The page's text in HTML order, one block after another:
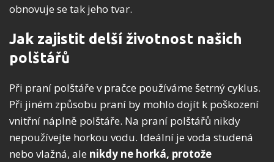
obnovuje se tak jeho tvar.
Jak zajistit delší životnost našich
polštářů
Při praní polštáře v pračce používáme šetrný cyklus.
Při jiném způsobu praní by mohlo dojít k poškození
vnitřní náplně polštáře. Na praní polštářů nikdy
nepoužívejte horkou vodu. Ideální je voda studená
nebo vlažná, ale nikdy ne horká, protože